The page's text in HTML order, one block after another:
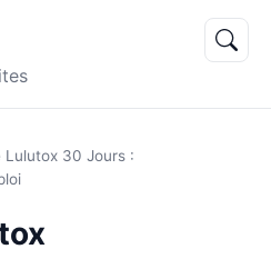
Lulutox 30 Jours :